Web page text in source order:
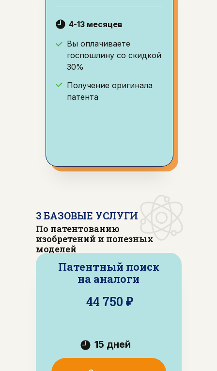
Вы оплачиваете
госпошлину со скидкой
30%
Получение оригинала
патента
4-13 месяцев
3 БАЗОВЫЕ УСЛУГИ
По патентованию
изобретений и полезных
моделей
15 дней
44 750 ₽
Патентный поиск
на аналоги